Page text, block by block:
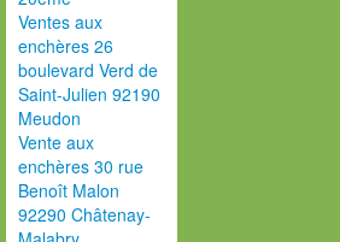
Ventes aux
enchères 26
boulevard Verd de
Saint-Julien 92190
Meudon
Vente aux
enchères 30 rue
Benoît Malon
92290 Châtenay-